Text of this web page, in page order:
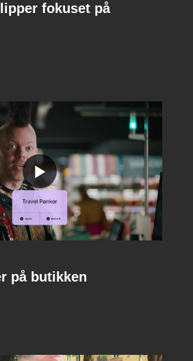
fokuset på
på butikken